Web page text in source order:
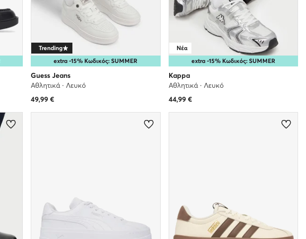
extra -15% Κωδικός: SUMMER
Trending
Guess Jeans
Αθλητικά · Λευκό
49,99 €
extra -15% Κωδικός: SUMMER
Νέα
Kappa
Αθλητικά · Λευκό
44,99€